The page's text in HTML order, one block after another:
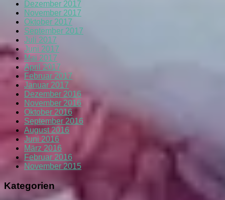
Dezember 2017
November 2017
Oktober 2017
September 2017
Juli 2017
Juni 2017
Mai 2017
April 2017
Februar 2017
Januar 2017
Dezember 2016
November 2016
Oktober 2016
September 2016
August 2016
Juni 2016
März 2016
Februar 2016
November 2015
Kategorien